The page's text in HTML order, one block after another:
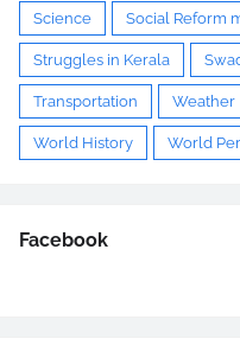
Science Social Reform
Struggles in Kerala
Transportation Weather
World History World
Facebook